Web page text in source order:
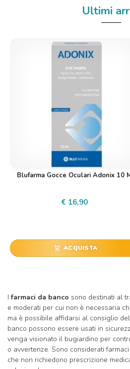
Ultimi
Blufarma Gocce Oculari Adonix 10
€ 16,90
shopping_cart ACQUISTA
Ifarmaci da banco sono destinati al
e moderati per cui non è necessaria
ma è possibile affidarsi al consiglio
banco possono essere usati in
venga visionato il bugiardino per
o avvertenze. Sono considerati
che non richiedono prescrizione